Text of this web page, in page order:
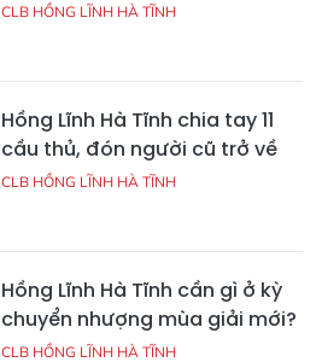
CLB HỒNG LĨNH HÀ TĨNH
Hồng Lĩnh Hà Tĩnh chia tay 11
cầu thủ, đón người cũ trở về
CLB HỒNG LĨNH HÀ TĨNH
Hồng Lĩnh Hà Tĩnh cần gì ở kỳ
chuyển nhượng mùa giải mới?
CLB HỒNG LĨNH HÀ TĨNH